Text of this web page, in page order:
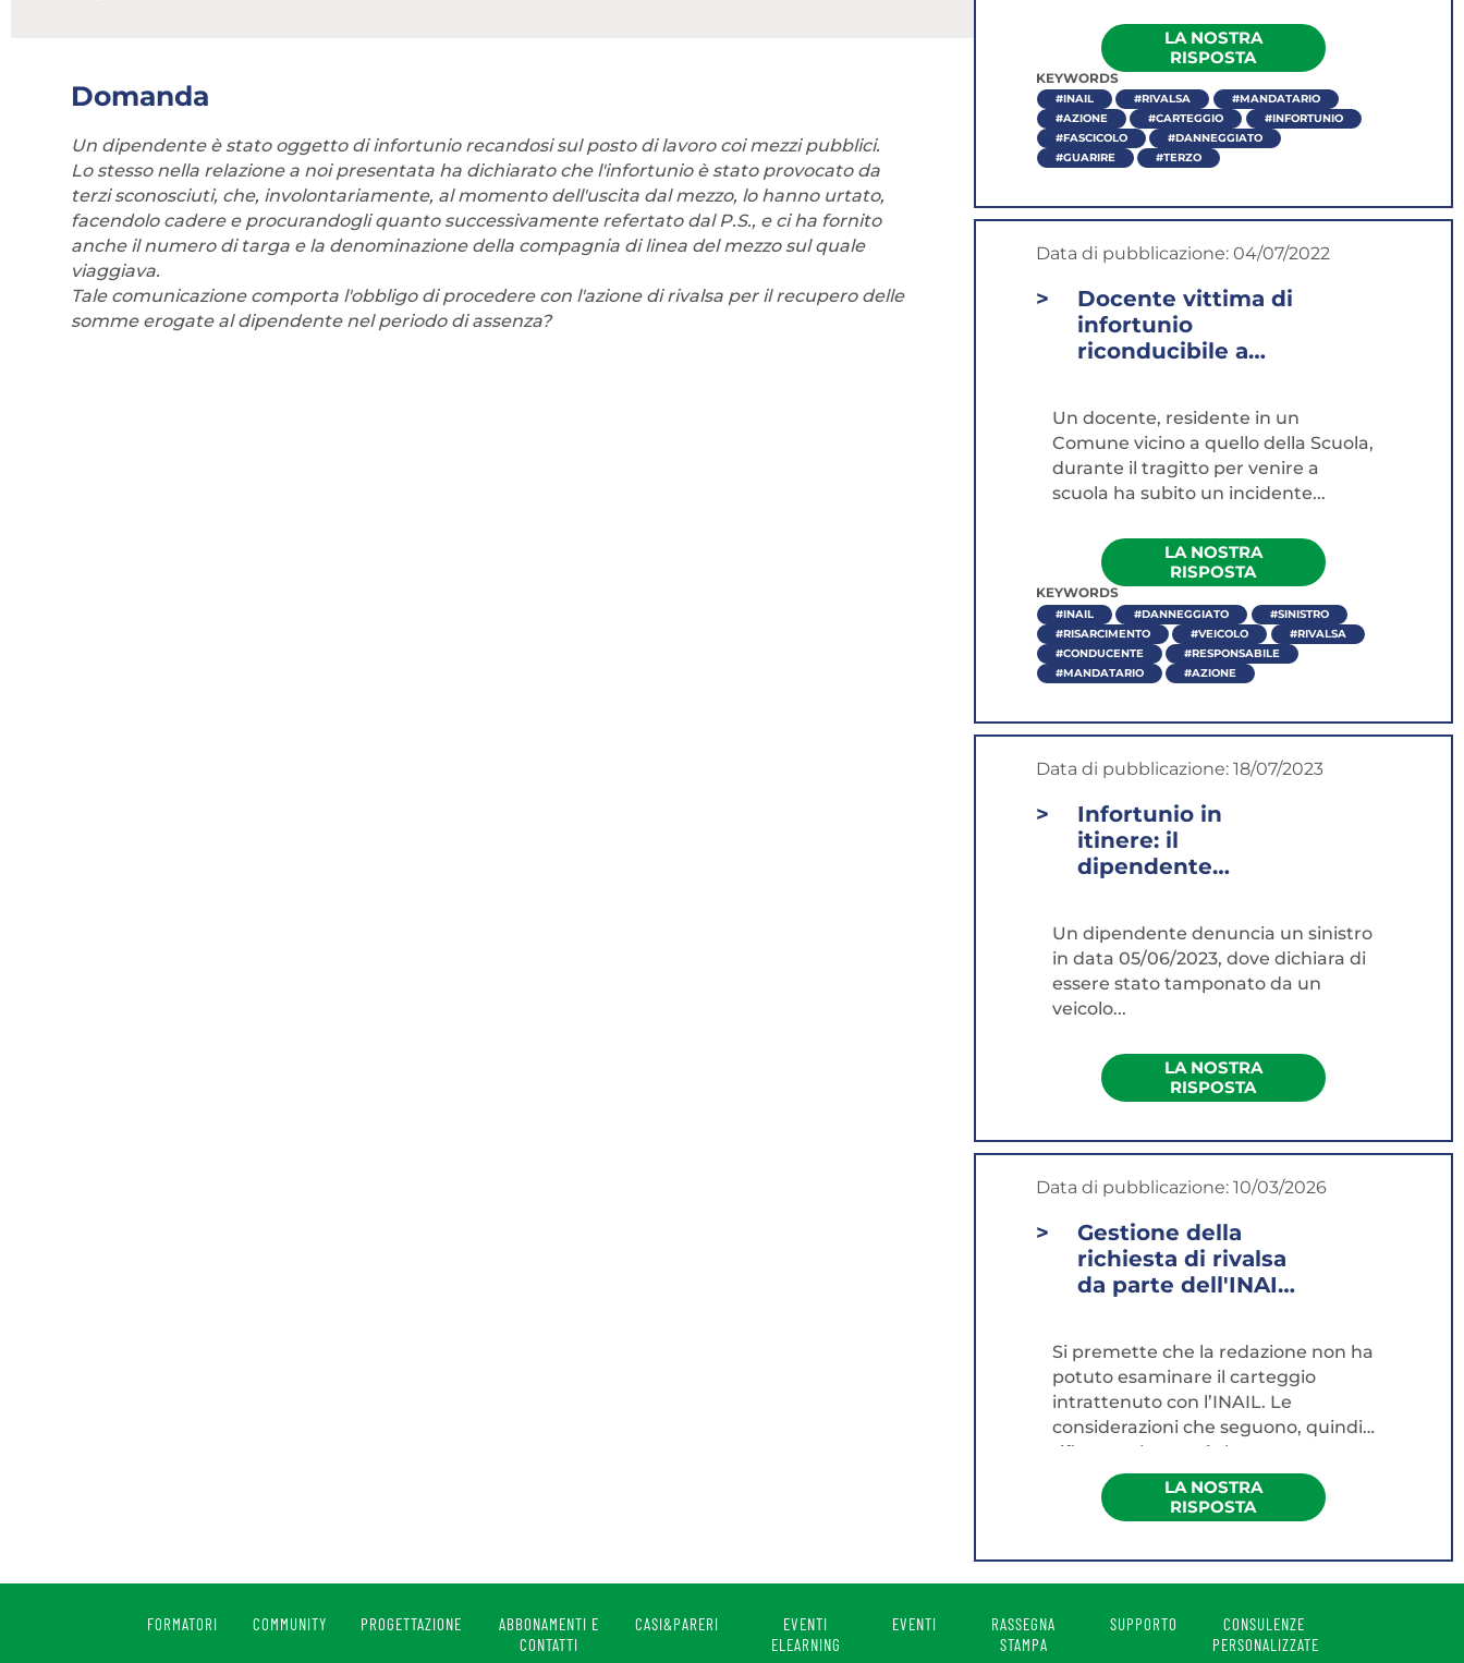
Domanda
Un dipendente è stato oggetto di infortunio recandosi sul posto di lavoro coi mezzi pubblici.
Lo stesso nella relazione a noi presentata ha dichiarato che l'infortunio è stato provocato da
terzi sconosciuti, che, involontariamente, al momento dell'uscita dal mezzo, lo hanno urtato,
facendolo cadere e procurandogli quanto successivamente refertato dal P.S., e ci ha fornito
anche il numero di targa e la denominazione della compagnia di linea del mezzo sul quale
viaggiava.
Tale comunicazione comporta l'obbligo di procedere con l'azione di rivalsa per il recupero delle
somme erogate al dipendente nel periodo di assenza?
LA NOSTRA
RISPOSTA
KEYWORDS
#INAIL #RIVALSA
#MANDATARIO
#AZIONE
#CARTEGGIO
#INFORTUNIO
#FASCICOLO
#DANNEGGIATO
#GUARIRE
#TERZO
Data di pubblicazione:04/07/2022
Docente vittima di
infortunio
riconducibile a
domande su quello
che dobbiamo
fare...
Un docente, residente in un
Comune vicino a quello della Scuola,
durante il tragitto per venire a
scuola ha subito un incidente...
LA NOSTRA
RISPOSTA
KEYWORDS
#INAIL #DANNEGGIATO
#SINISTRO
#RISARCIMENTO
#VEICOLO
#RIVALSA
#CONDUCENTE
#RESPONSABILE
#MANDATARIO
#AZIONE
Data di pubblicazione:18/07/2023
Infortunio in
itinere: il
dipendente
scuola i dati
necessari per
esercitare l'azione
di rivalsa...
Un dipendente denuncia un sinistro
in data 05/06/2023, dove dichiara di
essere stato tamponato da un
veicolo...
LA NOSTRA
RISPOSTA
Data di pubblicazione:10/03/2026
Gestione della
richiesta di rivalsa
da parte dell'INAIL
docente...
Si premette che la redazione non ha
potuto esaminare il carteggio
intrattenuto con l’INAIL. Le
considerazioni che seguono, quindi,
riflettono la prassi che
generalmente viene seguita. La
fattispecie descritta nel quesito
richiede di distinguere con
differenti e che non devono essere
LA NOSTRA
RISPOSTA
FORMATORI COMMUNITY PROGETTAZIONE
ABBONAMENTI E
CONTATTI
CASI&PARERI
EVENTI
ELEARNING
EVENTI
RASSEGNA
STAMPA
SUPPORTO
CONSULENZE
PERSONALIZZATE